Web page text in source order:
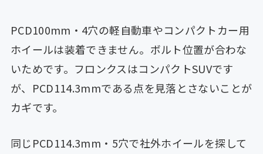
PCD100mm・4穴の軽自動車やコンパクトカー用
ホイールは装着できません。ボルト位置が合わな
いためです。フロンクスはコンパクトSUVです
が、PCD114.3mmである点を見落とさないことが
カギです。
同じPCD114.3mm・5穴で社外ホイールを探して